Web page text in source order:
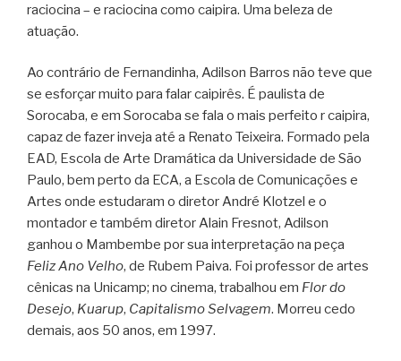
raciocina – e raciocina como caipira. Uma beleza de
atuação.
Ao contrário de Fernandinha, Adilson Barros não teve que
se esforçar muito para falar caipirês. É paulista de
Sorocaba, e em Sorocaba se fala o mais perfeito r caipira,
capaz de fazer inveja até a Renato Teixeira. Formado pela
EAD, Escola de Arte Dramática da Universidade de São
Paulo, bem perto da ECA, a Escola de Comunicações e
Artes onde estudaram o diretor André Klotzel e o
montador e também diretor Alain Fresnot, Adilson
ganhou o Mambembe por sua interpretação na peça
Feliz Ano Velho, de Rubem Paiva. Foi professor de artes
cênicas na Unicamp; no cinema, trabalhou em Flor do
Desejo, Kuarup, Capitalismo Selvagem. Morreu cedo
demais, aos 50 anos, em 1997.